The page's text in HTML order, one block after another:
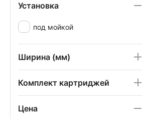
Установка
под мойкой
Ширина (мм)
Комплект картриджей
Цена